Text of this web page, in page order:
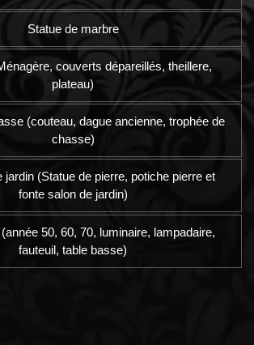
Statue de marbre
couverts dépareillés, theillere,
plateau)
(couteau, dague ancienne, trophée de
chasse)
jardin (Statue de pierre, potiche pierre et
fonte salon de jardin)
50, 60, 70, luminaire, lampadaire,
fauteuil, table basse)